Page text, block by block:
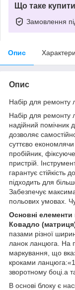
Що таке
Замовлення
Опис
Опис
Набір для ремонту
Набір для ремонту
надійний помічник
дозволяє
суттєво
пробійник,
пристрій.
гарантує стійкість
підходить для
Забезпечує
польових умовах.
Основні елементи
Ковадло
пазами різної
ланок ланцюга. На
маркування, що
кроками
зворотному боці.а
В основі блоку є